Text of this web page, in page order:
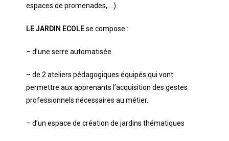
espaces de promenades, …).
LE JARDIN ECOLEse compose :
– d’une serre automatisée
– de 2 ateliers pédagogiques équipés qui vont
permettre aux apprenants l’acquisition des gestes
professionnels nécessaires au métier.
– d’un espace de création de jardins thématiques